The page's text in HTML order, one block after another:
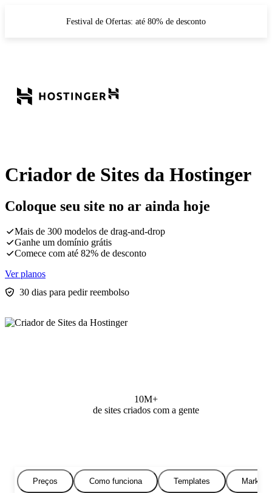
Festival de Ofertas: até 80% de desconto
Criador de Sites da Hostinger
Coloque seu site no ar ainda hoje
Mais de 300 modelos de drag-and-drop
Ganhe um domínio grátis
Comece com até 82% de desconto
Ver planos
30 dias para pedir reembolso
10M+
de sites criados com a gente
Preços Como funciona Templates